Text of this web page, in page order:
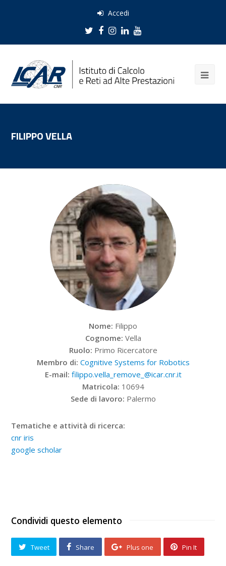
Accedi
Twitter
Facebook
Instagram
LinkedIn
Youtube
FILIPPO VELLA
Nome: Filippo
Cognome: Vella
Ruolo: Primo Ricercatore
Membro di: Cognitive Systems for Robotics
E-mail: filippo.vella_remove_@icar.cnr.it
Matricola: 10694
Sede di lavoro: Palermo
Tematiche e attività di ricerca:
cnr iris
google scholar
Condividi questo elemento
Tweet Share Plus one Pin It